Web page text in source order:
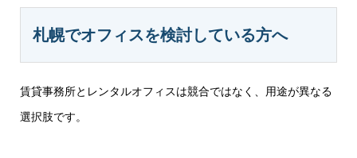
札幌でオフィスを検討している方へ
賃貸事務所とレンタルオフィスは競合ではなく、用途が異なる
選択肢です。